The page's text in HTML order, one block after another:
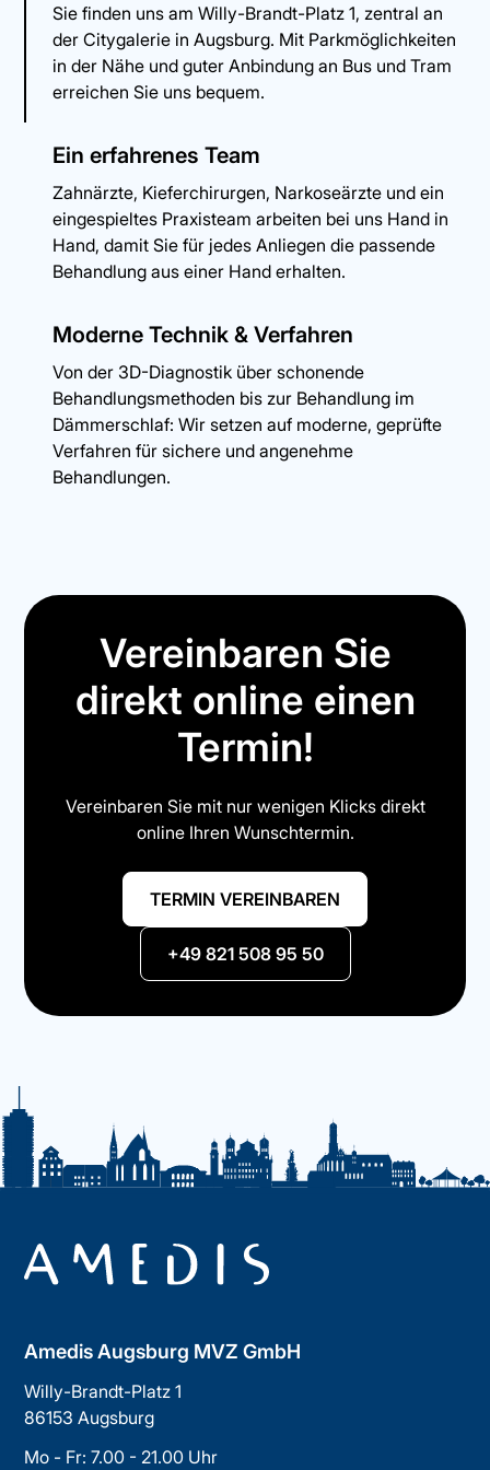
Sie finden uns am Willy-Brandt-Platz 1, zentral an
der Citygalerie in Augsburg. Mit Parkmöglichkeiten
in der Nähe und guter Anbindung an Bus und Tram
erreichen Sie uns bequem.
Ein erfahrenes Team
Zahnärzte, Kieferchirurgen, Narkoseärzte und ein
eingespieltes Praxisteam arbeiten bei uns Hand in
Hand, damit Sie für jedes Anliegen die passende
Behandlung aus einer Hand erhalten.
Moderne Technik & Verfahren
Von der 3D-Diagnostik über schonende
Behandlungsmethoden bis zur Behandlung im
Dämmerschlaf: Wir setzen auf moderne, geprüfte
Verfahren für sichere und angenehme
Behandlungen.
Vereinbaren Sie
direkt online einen
Termin!
Vereinbaren Sie mit nur wenigen Klicks direkt
online Ihren Wunschtermin.
TERMIN VEREINBAREN
+49 821 508 95 50
Amedis Augsburg MVZ GmbH
Willy-Brandt-Platz 1
86153 Augsburg
Mo - Fr: 7.00 - 21.00 Uhr